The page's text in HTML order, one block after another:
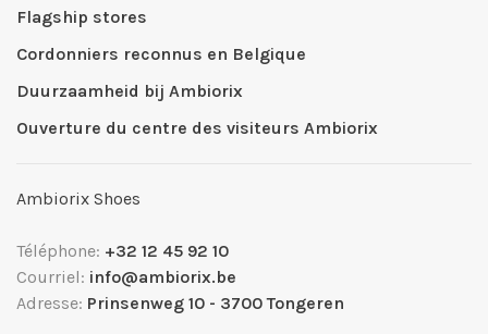
Flagship stores
Cordonniers reconnus en Belgique
Duurzaamheid bij Ambiorix
Ouverture du centre des visiteurs Ambiorix
Ambiorix Shoes
Téléphone: +32 12 45 92 10
Courriel: info@ambiorix.be
Adresse: Prinsenweg 10 - 3700 Tongeren